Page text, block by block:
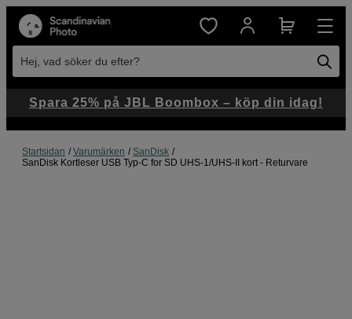
Hej, vad söker du efter?
Startsidan Varumärken
SanDisk
SanDisk Kortleser USB Typ-C for SD UHS-1/UHS-II kort - Returvare
Spara 25% på JBL Boombox – köp din idag!